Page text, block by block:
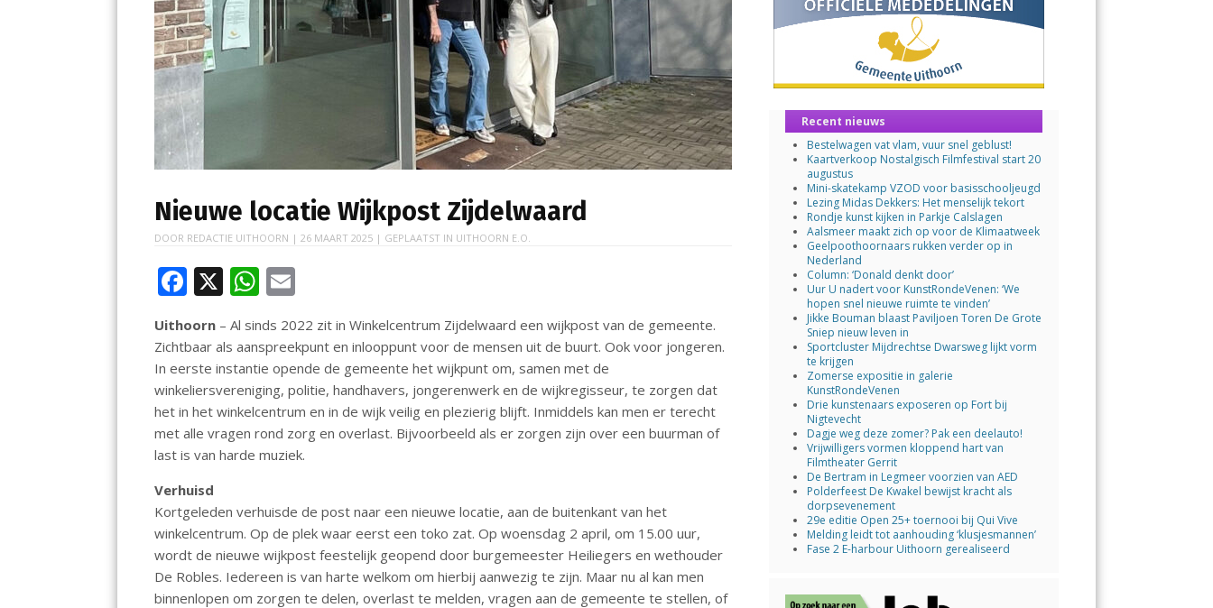
Nieuwe locatie Wijkpost Zijdelwaard
DOOR REDACTIE UITHOORN |26 MAART 2025 | GEPLAATST IN UITHOORN E.O.
F
ac
e
b
o
o
k
X W
h
at
s
A
p
p
ai
l
Uithoorn – Al sinds 2022 zit in Winkelcentrum Zijdelwaard een wijkpost van de gemeente.
Zichtbaar als aanspreekpunt en inlooppunt voor de mensen uit de buurt. Ook voor jongeren.
In eerste instantie opende de gemeente het wijkpunt om, samen met de
winkeliersvereniging, politie, handhavers, jongerenwerk en de wijkregisseur, te zorgen dat
het in het winkelcentrum en in de wijk veilig en plezierig blijft. Inmiddels kan men er terecht
met alle vragen rond zorg en overlast. Bijvoorbeeld als er zorgen zijn over een buurman of
last is van harde muziek.
Verhuisd
Kortgeleden verhuisde de post naar een nieuwe locatie, aan de buitenkant van het
winkelcentrum. Op de plek waar eerst een toko zat. Op woensdag 2 april, om 15.00 uur,
wordt de nieuwe wijkpost feestelijk geopend door burgemeester Heiliegers en wethouder
De Robles. Iedereen is van harte welkom om hierbij aanwezig te zijn. Maar nu al kan men
binnenlopen om zorgen te delen, overlast te melden, vragen aan de gemeente te stellen, of
Recent nieuws
Bestelwagen vat vlam, vuur snel geblust!
Kaartverkoop Nostalgisch Filmfestival start 20
augustus
Mini-skatekamp VZOD voor basisschooljeugd
Lezing Midas Dekkers: Het menselijk tekort
Rondje kunst kijken in Parkje Calslagen
Aalsmeer maakt zich op voor de Klimaatweek
Geelpoothoornaars rukken verder op in
Nederland
Column: ‘Donald denkt door’
Uur U nadert voor KunstRondeVenen: ‘We
hopen snel nieuwe ruimte te vinden’
Jikke Bouman blaast Paviljoen Toren De Grote
Sniep nieuw leven in
Sportcluster Mijdrechtse Dwarsweg lijkt vorm
te krijgen
Zomerse expositie in galerie
KunstRondeVenen
Drie kunstenaars exposeren op Fort bij
Nigtevecht
Dagje weg deze zomer? Pak een deelauto!
Vrijwilligers vormen kloppend hart van
Filmtheater Gerrit
De Bertram in Legmeer voorzien van AED
Polderfeest De Kwakel bewijst kracht als
dorpsevenement
29e editie Open 25+ toernooi bij Qui Vive
Melding leidt tot aanhouding ‘klusjesmannen’
Fase 2 E-harbour Uithoorn gerealiseerd